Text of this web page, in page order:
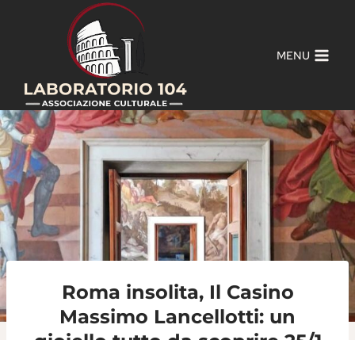
contenuto
MENU
Roma insolita, Il Casino
Massimo Lancellotti: un